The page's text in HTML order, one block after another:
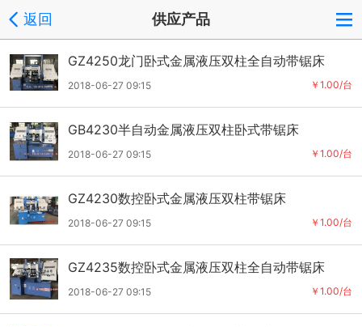
返回 供应产品
GZ4250龙门卧式金属液压双柱全自动带锯床
￥1.00/台
2018-06-27 09:15
GB4230半自动金属液压双柱卧式带锯床
￥1.00/台
2018-06-27 09:15
GZ4230数控卧式金属液压双柱带锯床
￥1.00/台
2018-06-27 09:15
GZ4235数控卧式金属液压双柱全自动带锯床
￥1.00/台
2018-06-27 09:15